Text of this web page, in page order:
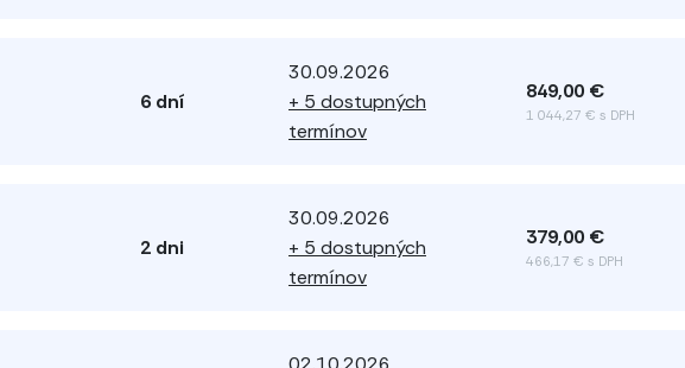
6 dní
30.09.2026
+ 5 dostupných
termínov
849,00 €
1 044,27 € s DPH
2 dni
30.09.2026
+ 5 dostupných
termínov
379,00 €
466,17 € s DPH